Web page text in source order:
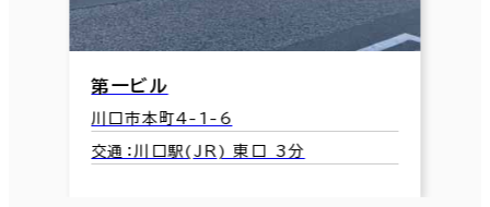
第一ビル
川口市本町4-1-6
交通：川口駅(JR) 東口 3分